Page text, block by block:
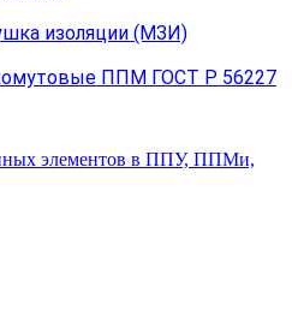
изоляции (МЗИ)
ППМ ГОСТ Р 56227
элементов в ППУ, ППМи,